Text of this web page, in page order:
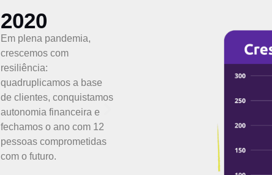
2021
Nosso primeiro round de
investimentos trouxe força
para acelerar: o time
saltou para 63 pessoas e
dobramos novamente a
base de clientes.
Não paramos de crescer!
pela força de um time
comprometido com o que